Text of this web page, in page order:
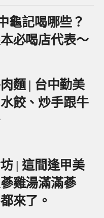
龜記喝哪些？
必喝店代表～
麵 | 台中勤美
餃、炒手跟牛
| 這間逢甲美
雞湯滿滿蔘
來了。